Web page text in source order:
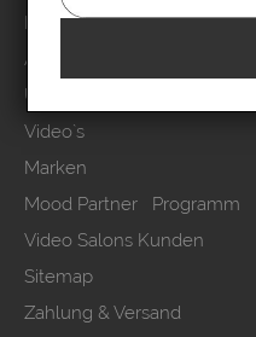
Kontakt
Anmelden
Über uns
Video`s
Marken
Mood Partner Programm
Video Salons Kunden
Sitemap
Zahlung & Versand